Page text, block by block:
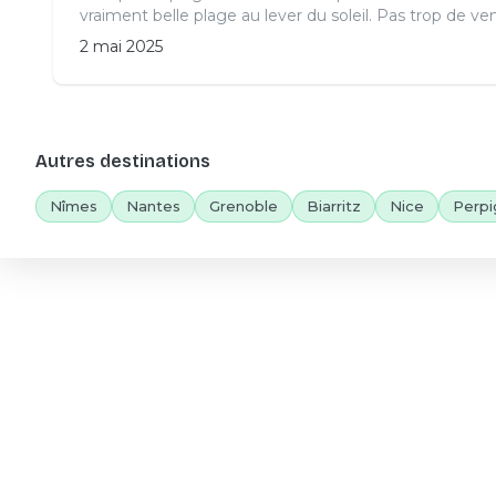
vraiment belle plage au lever du soleil. Pas trop de
2 mai 2025
Autres destinations
Nîmes Nantes Grenoble Biarritz Nice